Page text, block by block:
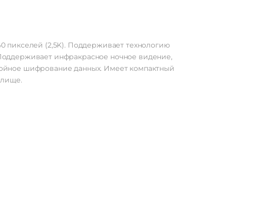
пикселей (2,5K). Поддерживает технологию
инфракрасное ночное видение,
шифрование данных. Имеет компактный